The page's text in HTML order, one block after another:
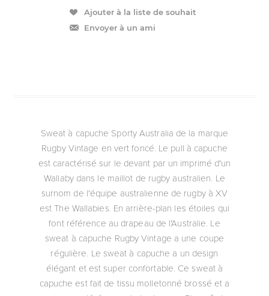
Ajouter à la liste de souhait
Envoyer à un ami
Sweat à capuche Sporty Australia de la marque
Rugby Vintage en vert foncé. Le pull à capuche
est caractérisé sur le devant par un imprimé d'un
Wallaby dans le maillot de rugby australien. Le
surnom de l'équipe australienne de rugby à XV
est The Wallabies. En arrière-plan les étoiles qui
font référence au drapeau de l'Australie. Le
sweat à capuche Rugby Vintage a une coupe
régulière. Le sweat à capuche a un design
élégant et est super confortable. Ce sweat à
capuche est fait de tissu molletonné brossé et a